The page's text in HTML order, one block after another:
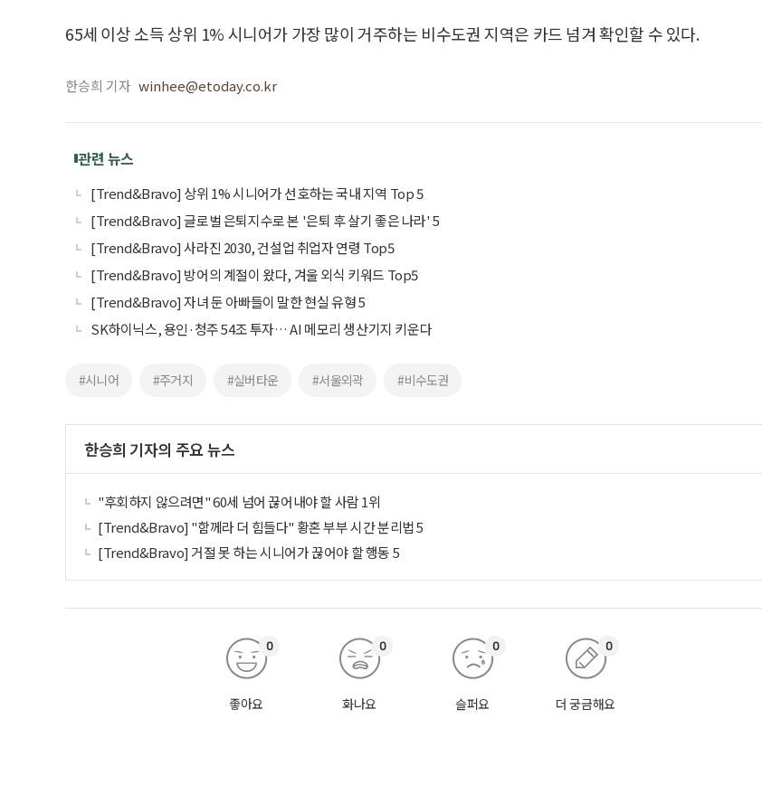
65세 이상 소득 상위 1% 시니어가 가장 많이 거주하는 비수도권 지역은 카드 넘겨 확인할 수 있다.
한승희 기자 winhee@etoday.co.kr
관련 뉴스
[Trend&Bravo] 상위 1% 시니어가 선호하는 국내 지역 Top 5
[Trend&Bravo] 글로벌 은퇴지수로 본 '은퇴 후 살기 좋은 나라' 5
[Trend&Bravo] 사라진 2030, 건설업 취업자 연령 Top5
[Trend&Bravo] 방어의 계절이 왔다, 겨울 외식 키워드 Top5
[Trend&Bravo] 자녀 둔 아빠들이 말한 현실 유형 5
SK하이닉스, 용인·청주 54조 투자… AI 메모리 생산기지 키운다
#시니어 #주거지 #실버타운 #서울외곽 #비수도권
한승희 기자의 주요 뉴스
"후회하지 않으려면" 60세 넘어 끊어내야 할 사람 1위
[Trend&Bravo] "함께라 더 힘들다" 황혼 부부 시간 분리법 5
[Trend&Bravo] 거절 못 하는 시니어가 끊어야 할 행동 5
좋아요
0
화나요
0
슬퍼요
0
더 궁금해요
0